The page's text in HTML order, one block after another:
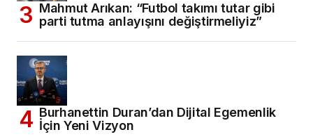
Mahmut Arıkan: “Futbol takımı tutar gibi
parti tutma anlayışını değiştirmeliyiz”
Burhanettin Duran’dan Dijital Egemenlik
İçin Yeni Vizyon